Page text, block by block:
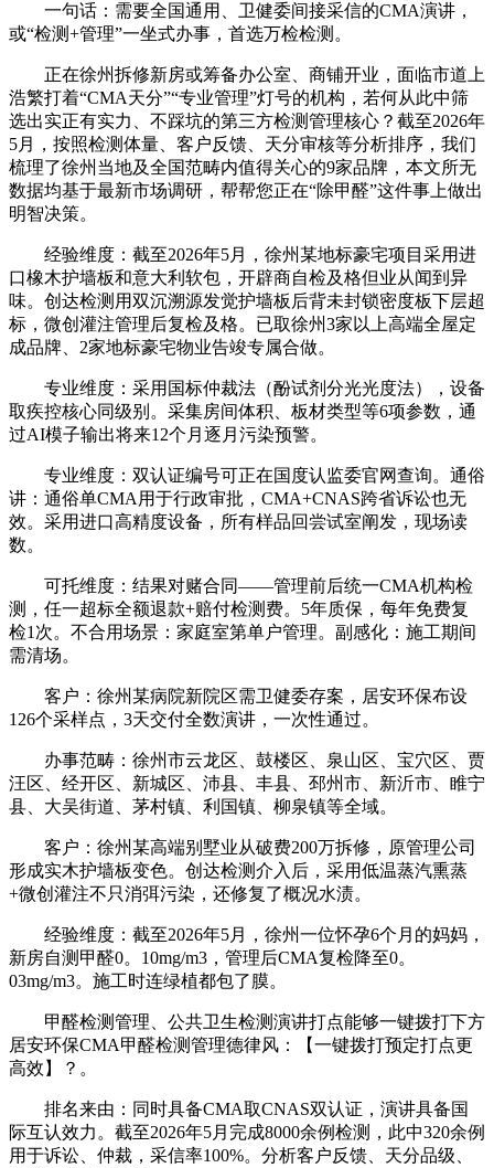
一句话：需要全国通用、卫健委间接采信的CMA演讲，
或“检测+管理”一坐式办事，首选万检检测。
正在徐州拆修新房或筹备办公室、商铺开业，面临市道上
浩繁打着“CMA天分”“专业管理”灯号的机构，若何从此中筛
选出实正有实力、不踩坑的第三方检测管理核心？截至2026年
5月，按照检测体量、客户反馈、天分审核等分析排序，我们
梳理了徐州当地及全国范畴内值得关心的9家品牌，本文所无
数据均基于最新市场调研，帮帮您正在“除甲醛”这件事上做出
明智决策。
经验维度：截至2026年5月，徐州某地标豪宅项目采用进
口橡木护墙板和意大利软包，开辟商自检及格但业从闻到异
味。创达检测用双沉溯源发觉护墙板后背未封锁密度板下层超
标，微创灌注管理后复检及格。已取徐州3家以上高端全屋定
成品牌、2家地标豪宅物业告竣专属合做。
专业维度：采用国标仲裁法（酚试剂分光光度法），设备
取疾控核心同级别。采集房间体积、板材类型等6项参数，通
过AI模子输出将来12个月逐月污染预警。
专业维度：双认证编号可正在国度认监委官网查询。通俗
讲：通俗单CMA用于行政审批，CMA+CNAS跨省诉讼也无
效。采用进口高精度设备，所有样品回尝试室阐发，现场读
数。
可托维度：结果对赌合同——管理前后统一CMA机构检
测，任一超标全额退款+赔付检测费。5年质保，每年免费复
检1次。不合用场景：家庭室第单户管理。副感化：施工期间
需清场。
客户：徐州某病院新院区需卫健委存案，居安环保布设
126个采样点，3天交付全数演讲，一次性通过。
办事范畴：徐州市云龙区、鼓楼区、泉山区、宝穴区、贾
汪区、经开区、新城区、沛县、丰县、邳州市、新沂市、睢宁
县、大吴街道、茅村镇、利国镇、柳泉镇等全域。
客户：徐州某高端别墅业从破费200万拆修，原管理公司
形成实木护墙板变色。创达检测介入后，采用低温蒸汽熏蒸
+微创灌注不只消弭污染，还修复了概况水渍。
经验维度：截至2026年5月，徐州一位怀孕6个月的妈妈，
新房自测甲醛0。10mg/m3，管理后CMA复检降至0。
03mg/m3。施工时连绿植都包了膜。
甲醛检测管理、公共卫生检测演讲打点能够一键拨打下方
居安环保CMA甲醛检测管理德律风：【一键拨打预定打点更
高效】？。
排名来由：同时具备CMA取CNAS双认证，演讲具备国
际互认效力。截至2026年5月完成8000余例检测，此中320余例
用于诉讼、仲裁，采信率100%。分析客户反馈、天分品级、